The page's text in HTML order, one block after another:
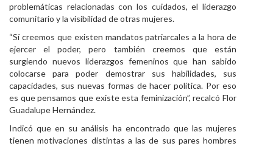
problemáticas relacionadas con los cuidados, el liderazgo
comunitario y la visibilidad de otras mujeres.
“Sí creemos que existen mandatos patriarcales a la hora de
ejercer el poder, pero también creemos que están
surgiendo nuevos liderazgos femeninos que han sabido
colocarse para poder demostrar sus habilidades, sus
capacidades, sus nuevas formas de hacer política. Por eso
es que pensamos que existe esta feminización”, recalcó Flor
Guadalupe Hernández.
Indicó que en su análisis ha encontrado que las mujeres
tienen motivaciones distintas a las de sus pares hombres